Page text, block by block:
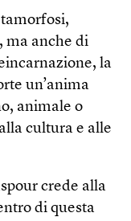
ma anche di
la
un’anima
animale o
cultura e alle
crede alla
di questa